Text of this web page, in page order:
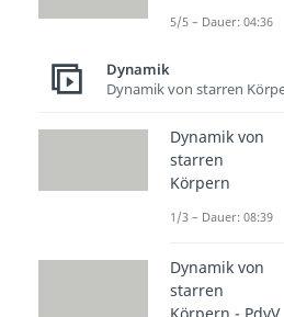
System
immer
nicht
mehr. Sie
5/5 – Dauer: 04:36
Dynamik
Dynamik von starren
Dynamik von
starren
Körpern
1/3 – Dauer: 08:39
Dynamik von
starren